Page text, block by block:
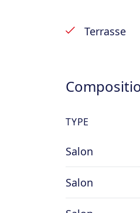
décompteur
Terrasse
TYPE
Salon
Salon